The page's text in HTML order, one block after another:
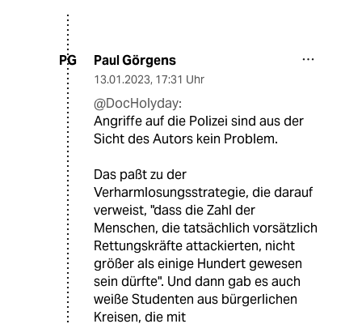
PG Paul Görgens
13.01.2023, 17:31 Uhr
@DocHolyday:
Angriffe auf die Polizei sind aus der
Sicht des Autors kein Problem.
Das paßt zu der
Verharmlosungsstrategie, die darauf
verweist, "dass die Zahl der
Menschen, die tatsächlich vorsätzlich
Rettungskräfte attackierten, nicht
größer als einige Hundert gewesen
sein dürfte". Und dann gab es auch
weiße Studenten aus bürgerlichen
Kreisen, die mit